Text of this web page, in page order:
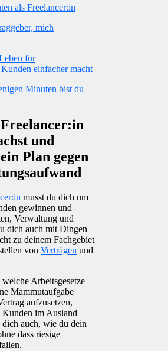
als Freelancer:in
mich
für
einfacher macht
Minuten bist du
und
Plan gegen
musst du dich um
gewinnen und
Verwaltung und
dich auch mit Dingen
zu deinem Fachgebiet
von Verträgen und
Arbeitsgesetze
Mammutaufgabe
aufzusetzen,
Kunden im Ausland
auch, wie du dein
dass riesige